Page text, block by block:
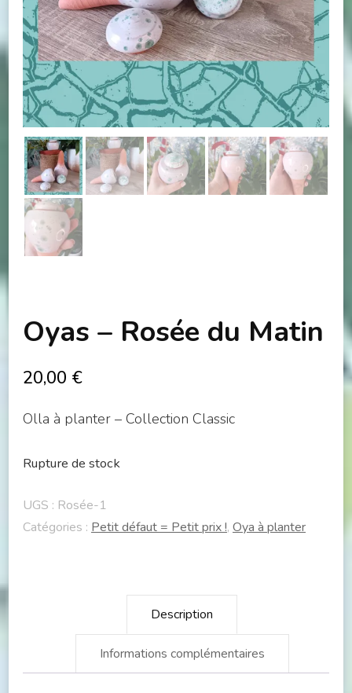
Oyas – Rosée du Matin
20,00 €
Olla à planter – Collection Classic
Rupture de stock
UGS : Rosée-1
Catégories : Petit défaut = Petit prix !, Oya à planter
Description
Informations complémentaires